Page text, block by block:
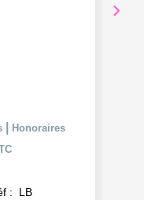
Honoraires
: LB